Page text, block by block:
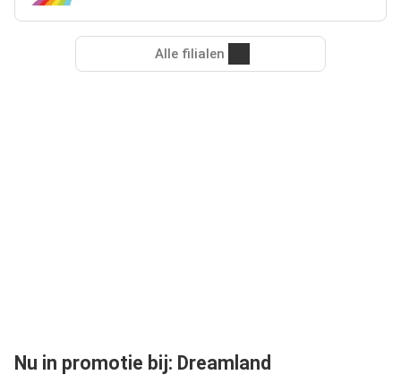
Alle filialen
Nu in promotie bij: Dreamland